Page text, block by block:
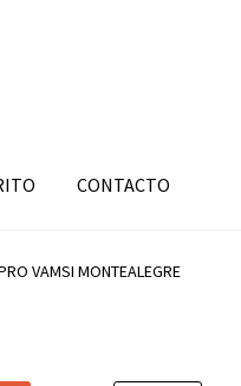
CONTACTO
VAMSI MONTEALEGRE